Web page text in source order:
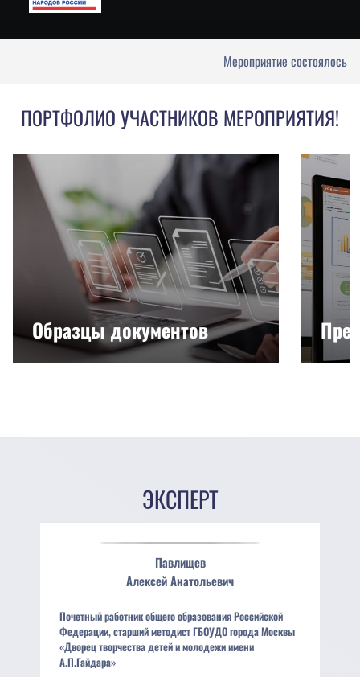
Мероприятие состоялось
ПОРТФОЛИО УЧАСТНИКОВ МЕРОПРИЯТИЯ!
Образцы документов
ЭКСПЕРТ
Павлищев
АлексейАнатольевич
Почетный работник общего образования Российской
Федерации, старший методист ГБОУДО города Москвы
«Дворец творчества детей и молодежи имени
А.П.Гайдара»